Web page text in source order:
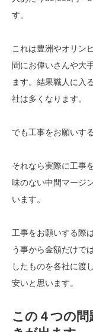
す。
これは豊洲やオリン
間にお偉いさんや大
ます。結果職人に入
社は多くなります。
でも工事をお願いす
それなら実際に工事
味のない中間マージ
います。
工事をお願いする際
う事から金額だけで
したものを各社に渡
安いと思います。
この４つの